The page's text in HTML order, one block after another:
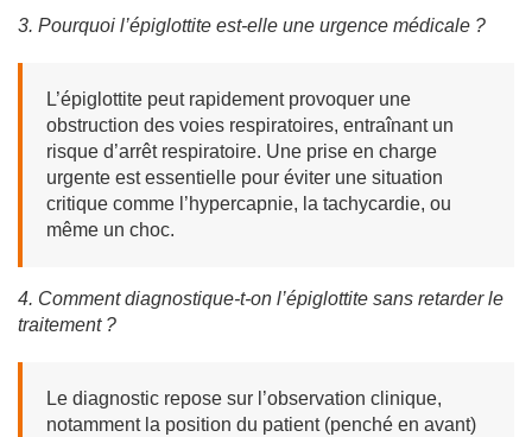
3. Pourquoi l’épiglottite est-elle une urgence médicale ?
L’épiglottite peut rapidement provoquer une
obstruction des voies respiratoires, entraînant un
risque d’arrêt respiratoire. Une prise en charge
urgente est essentielle pour éviter une situation
critique comme l’hypercapnie, la tachycardie, ou
même un choc.
4. Comment diagnostique-t-on l’épiglottite sans retarder le
traitement ?
Le diagnostic repose sur l’observation clinique,
notamment la position du patient (penché en avant)